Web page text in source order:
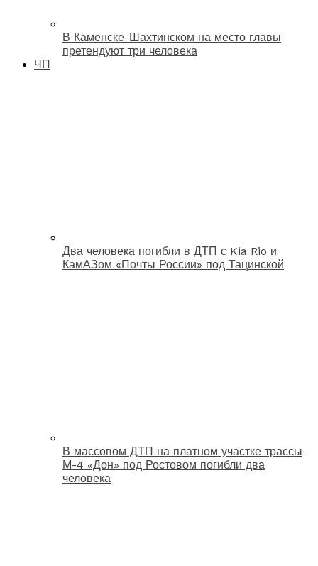
В Каменске-Шахтинском на место главы
претендуют три человека
ЧП
Два человека погибли в ДТП с Kia Rio и
КамАЗом «Почты России» под Тацинской
В массовом ДТП на платном участке трассы
М-4 «Дон» под Ростовом погибли два
человека